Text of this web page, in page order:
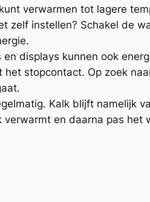
verwarmen tot lagere
zelf instellen? Schakel de
displays kunnen ook
het stopcontact. Op zoek
Kalk blijft namelijk
en daarna pas het